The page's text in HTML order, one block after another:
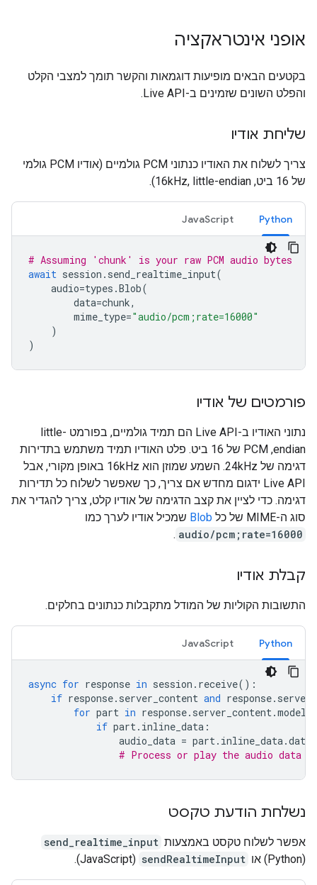
אופני אינטראקציה
בקטעים הבאים מופיעות דוגמאות והקשר תומך למצבי הקלט
והפלט השונים שזמינים ב-Live API.
שליחת אודיו
צריך לשלוח את האודיו כנתוני PCM גולמיים (אודיו PCM גולמי
של 16 ביט, 16kHz, little-endian).
Python
JavaScript
# Assuming 'chunk' is your raw PCM audio bytes
await session . send_realtime_input(
audio=types .Blob(
data=chunk,
mime_type="audio/pcm;rate=16000"
)
)
פורמטים של אודיו
נתוני האודיו ב-Live API הם תמיד גולמיים, בפורמט little-
endian,‏ PCM של 16 ביט. פלט האודיו תמיד משתמש בתדירות
דגימה של 24kHz. השמע שמוזן הוא 16kHz באופן מקורי, אבל
Live API ידגום מחדש אם צריך, כך שאפשר לשלוח כל תדירות
דגימה. כדי לציין את קצב הדגימה של אודיו קלט, צריך להגדיר את
סוג ה-MIME של כל
Blob שמכיל אודיו לערך כמו
audio/pcm;rate=16000
.
קבלת אודיו
התשובות הקוליות של המודל מתקבלות כנתונים בחלקים.
Python
JavaScript
async for response in session . receive():
if response. server_content and response.
for part in response. server_content.
if part. inline_data :
audio_data = part. inline_data.data
# Process or play the audio data
נשלחת הודעת טקסט
אפשר לשלוח טקסט באמצעות send_realtime_input
(Python) או
sendRealtimeInput
(JavaScript).